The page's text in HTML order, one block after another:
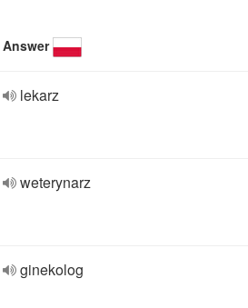
Answer
lekarz
weterynarz
ginekolog